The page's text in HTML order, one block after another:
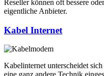
Reseller können oft bessere
eigentliche Anbieter.
Kabel Internet
Kabelinternet unterscheidet